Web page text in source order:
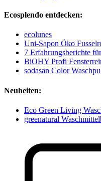
Ecosplendo entdecken:
ecolunes
Uni-Sapon Öko
7 Erfahrungsberichte
BiOHY Profi
sodasan Color
Neuheiten:
Eco Green Living
greenatural